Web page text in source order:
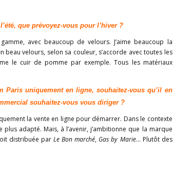
que prévoyez-vous pour l’hiver ?
avec beaucoup de velours. J’aime beaucoup la
beau velours, selon sa couleur, s’accorde avec toutes les
le cuir de pomme par exemple. Tous les matériaux
Paris uniquement en ligne, souhaitez-vous qu’il en
souhaitez-vous vous diriger ?
la vente en ligne pour démarrer. Dans le contexte
adapté. Mais, à l’avenir, j’ambitionne que la marque
distribuée parLe Bon marché, Gas by Marie… Plutôt des